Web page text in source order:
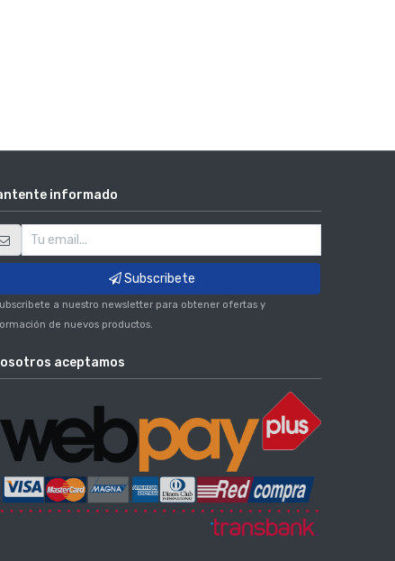
informado
Subscribete
a nuestro newsletter para obtener ofertas y
de nuevos productos.
aceptamos